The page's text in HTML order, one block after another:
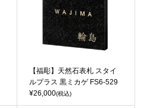
【福彫】天然石表札 スタイ
ルプラス 黒ミカゲ FS6-529
¥26,000(税込)